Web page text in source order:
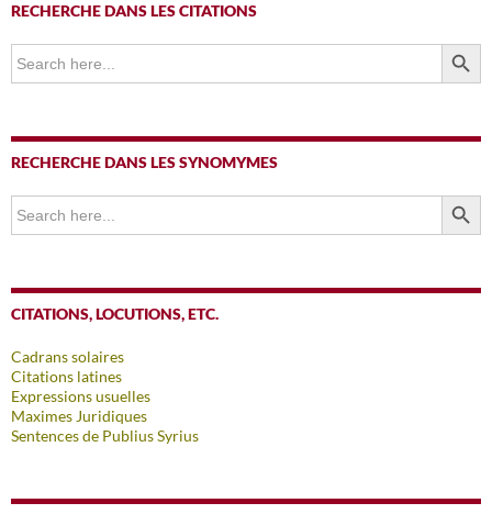
RECHERCHE DANS LES CITATIONS
Search
for:
SEARCH
RECHERCHE DANS LES SYNOMYMES
Search
for:
SEARCH
CITATIONS, LOCUTIONS, ETC.
Cadrans solaires
Citations latines
Expressions usuelles
Maximes Juridiques
Sentences de Publius Syrius